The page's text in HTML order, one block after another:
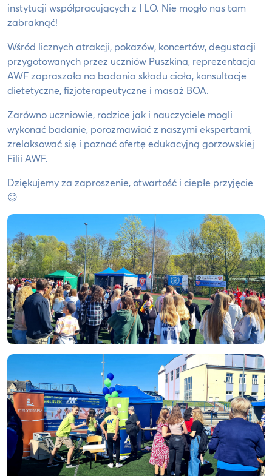
instytucji współpracujących z I LO. Nie mogło nas tam
zabraknąć!
Wśród licznych atrakcji, pokazów, koncertów, degustacji
przygotowanych przez uczniów Puszkina, reprezentacja
AWF zapraszała na badania składu ciała, konsultacje
dietetyczne, fizjoterapeutyczne i masaż BOA.
Zarówno uczniowie, rodzice jak i nauczyciele mogli
wykonać badanie, porozmawiać z naszymi ekspertami,
zrelaksować się i poznać ofertę edukacyjną gorzowskiej
Filii AWF.
Dziękujemy za zaproszenie, otwartość i ciepłe przyjęcie
😊